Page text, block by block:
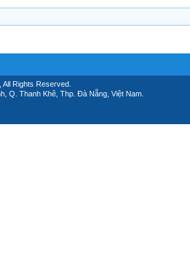
Rights Reserved.
Q. Thanh Khê, Thp. Đà Nẵng, Việt Nam.